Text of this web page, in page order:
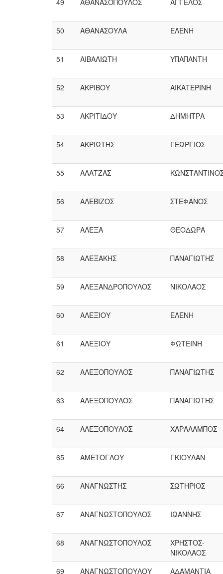
49 ΑΘΑΝΑΣΟΠΟΥΛΟΣ ΑΓΓΕΛΟΣ
50 ΑΘΑΝΑΣΟΥΛΑ ΕΛΕΝΗ
51 ΑΙΒΑΛΙΩΤΗ ΥΠΑΠΑΝΤΗ
52 ΑΚΡΙΒΟΥ ΑΙΚΑΤΕΡΙΝΗ
53 ΑΚΡΙΤΙΔΟΥ ΔΗΜΗΤΡΑ
54 ΑΚΡΙΩΤΗΣ ΓΕΩΡΓΙΟΣ
55 ΑΛΑΤΖΑΣ
56 ΑΛΕΒΙΖΟΣ ΣΤΕΦΑΝΟΣ
57 ΑΛΕΞΑ ΘΕΟΔΩΡΑ
58 ΑΛΕΞΑΚΗΣ ΠΑΝΑΓΙΩΤΗΣ
59 ΑΛΕΞΑΝΔΡΟΠΟΥΛΟΣ ΝΙΚΟΛΑΟΣ
60 ΑΛΕΞΙΟΥ ΕΛΕΝΗ
61 ΑΛΕΞΙΟΥ ΦΩΤΕΙΝΗ
62 ΑΛΕΞΟΠΟΥΛΟΣ ΠΑΝΑΓΙΩΤΗΣ
63 ΑΛΕΞΟΠΟΥΛΟΣ ΠΑΝΑΓΙΩΤΗΣ
64 ΑΛΕΞΟΠΟΥΛΟΣ ΧΑΡΑΛΑΜΠΟΣ
65 ΑΜΕΤΟΓΛΟΥ ΓΚΙΟΥΛΑΝ
66 ΑΝΑΓΝΩΣΤΗΣ ΣΩΤΗΡΙΟΣ
67 ΑΝΑΓΝΩΣΤΟΠΟΥΛΟΣ ΙΩΑΝΝΗΣ
68 ΑΝΑΓΝΩΣΤΟΠΟΥΛΟΣ
ΧΡΗΣΤΟΣ-
ΝΙΚΟΛΑΟΣ
69
ΑΝΑΓΝΩΣΤΟΠΟΥΛΟΥ
ΑΔΑΜΑΝΤΙΑ